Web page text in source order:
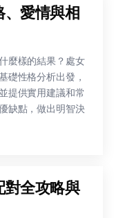
、愛情與相
麼樣的結果？處女
礎性格分析出發，
提供實用建議和常
缺點，做出明智決
對全攻略與